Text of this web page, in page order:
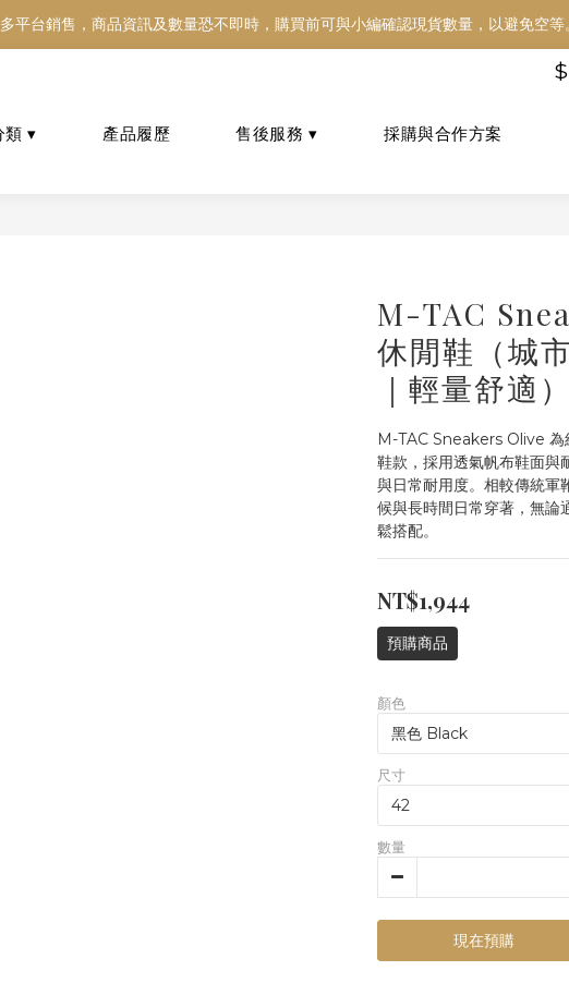
多平台銷售，商品資訊及數量恐不即時，購買前可與小編確認現貨數量，以避免空等。
多平台銷售，商品資訊及數量恐不即時，購買前可與小編確認現貨數量，以避免空等。
多平台銷售，商品資訊及數量恐不即時，購買前可與小編確認現貨數量，以避免空等。
$
M-TAC
休閒鞋（城
｜輕量舒適）
M-TAC Sneakers Olive 為
鞋款，採用透氣帆布鞋面與
與日常耐用度。相較傳統
候與長時間日常穿著，無論
鬆搭配。
NT$1,944
預購商品
顏色
尺寸
數量
現在預購